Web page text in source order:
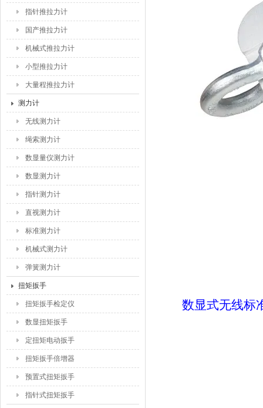
指针推拉力计
国产推拉力计
机械式推拉力计
小型推拉力计
大量程推拉力计
测力计
无线测力计
绳索测力计
数显量仪测力计
数显测力计
指针测力计
直视测力计
标准测力计
机械式测力计
弹簧测力计
扭矩扳手
扭矩扳手检定仪
数显扭矩扳手
定扭矩电动扳手
扭矩扳手倍增器
预置式扭矩扳手
指针式扭矩扳手
数显式无线标